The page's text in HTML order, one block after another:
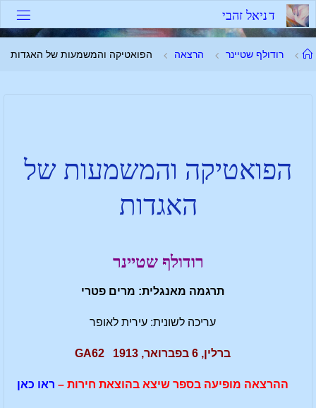
דניאל זהבי
רודולף שטיינר הרצאה הפואטיקה והמשמעות של האגדות
הפואטיקה והמשמעות של
האגדות
רודולף שטיינר
תרגמה מאנגלית: מרים פטרי
עריכה לשונית: עירית לאופר
ברלין, 6 בפברואר, 1913 GA62
ההרצאה מופיעה בספר שיצא בהוצאת חירות – ראו כאן